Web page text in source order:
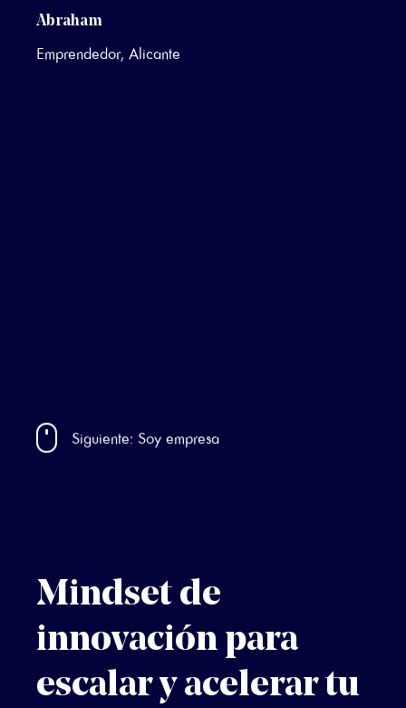
Abraham
Emprendedor, Alicante
Siguiente: Soy empresa
Mindset de
innovación para
escalar y acelerar tu